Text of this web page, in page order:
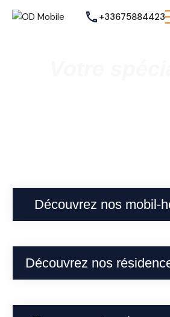
+33675884423
Découvrez nos mobil-
Découvrez nos